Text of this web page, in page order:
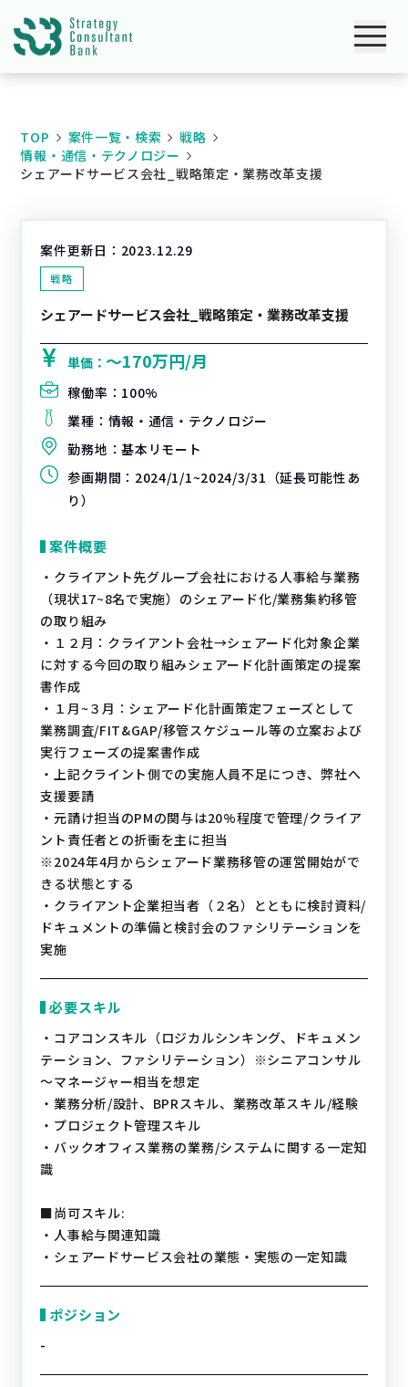
TOP 案件一覧・検索
戦略
情報・通信・テクノロジー
シェアードサービス会社_戦略策定・業務改革支援
案件更新日： 2023.12.29
戦略
シェアードサービス会社_戦略策定・業務改革支援
単価：〜170万円/月
稼働率： 100%
業種： 情報・通信・テクノロジー
勤務地：基本リモート
参画期間： 2024/1/1~2024/3/31（延長可能性あ
り）
案件概要
・クライアント先グループ会社における人事給与業務
（現状17~8名で実施）のシェアード化/業務集約移管
の取り組み
・１２月：クライアント会社→シェアード化対象企業
に対する今回の取り組みシェアード化計画策定の提案
書作成
・１月~３月：シェアード化計画策定フェーズとして
業務調査/FIT&GAP/移管スケジュール等の立案および
実行フェーズの提案書作成
・上記クライント側での実施人員不足につき、弊社へ
支援要請
・元請け担当のPMの関与は20%程度で管理/クライア
ント責任者との折衝を主に担当
※2024年4月からシェアード業務移管の運営開始がで
きる状態とする
・クライアント企業担当者（２名）とともに検討資料/
ドキュメントの準備と検討会のファシリテーションを
実施
必要スキル
・コアコンスキル（ロジカルシンキング、ドキュメン
テーション、ファシリテーション）※シニアコンサル
～マネージャー相当を想定
・業務分析/設計、BPRスキル、業務改革スキル/経験
・プロジェクト管理スキル
・バックオフィス業務の業務/システムに関する一定知
識
■尚可スキル:
・人事給与関連知識
・シェアードサービス会社の業態・実態の一定知識
ポジション
-